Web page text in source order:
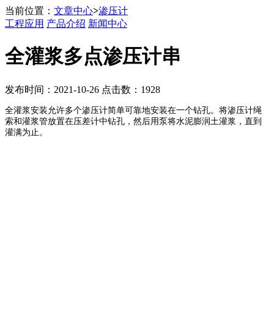
当前位置： 文章中心>渗压计
工程应用 产品介绍 新闻中心
全灌浆多点渗压计串
发布时间：2021-10-26 点击数：1928
全灌浆安装允许多个渗压计简单可靠地安装在一个钻孔。将渗压计绳
索和灌浆管放置在压差计中钻孔，然后用泵将水泥膨润土灌浆，直到
灌满为止。